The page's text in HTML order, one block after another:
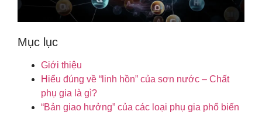
Mục lục
Giới thiệu
Hiểu đúng về “linh hồn” của sơn nước – Chất
phụ gia là gì?
“Bản giao hưởng” của các loại phụ gia phổ biến